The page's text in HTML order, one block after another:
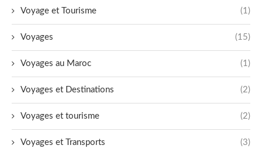
Voyage et Tourisme (1)
Voyages (15)
Voyages au Maroc (1)
Voyages et Destinations (2)
Voyages et tourisme (2)
Voyages et Transports (3)